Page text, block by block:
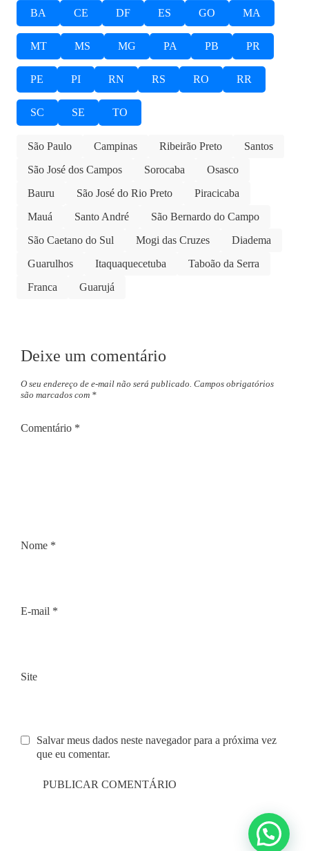
BA CE DF ES GO MA
MT MS MG PA PB PR
PE PI RN RS RO RR
SC SE TO
São Paulo Campinas Ribeirão Preto
Santos
São José dos Campos
Sorocaba
Osasco
Bauru
São José do Rio Preto
Piracicaba
Mauá
Santo André
São Bernardo do Campo
São Caetano do Sul
Mogi das Cruzes
Diadema
Guarulhos
Itaquaquecetuba
Taboão da Serra
Franca
Guarujá
Deixe um comentário
O seu endereço de e-mail não será publicado. Campos obrigatórios
são marcados com *
Comentário *
Nome *
E-mail *
Site
Salvar meus dados neste navegador para a próxima vez
que eu comentar.